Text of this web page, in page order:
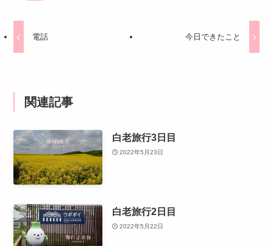
電話 今日できたこと
関連記事
白老旅行3日目
2022年5月23日
白老旅行2日目
2022年5月22日